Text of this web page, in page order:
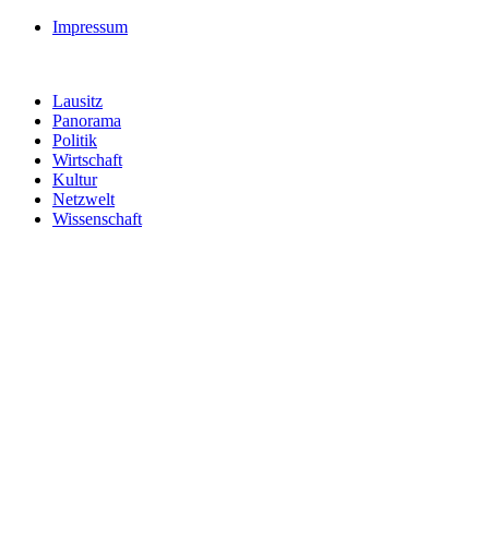
Impressum
Lausitz
Panorama
Politik
Wirtschaft
Kultur
Netzwelt
Wissenschaft